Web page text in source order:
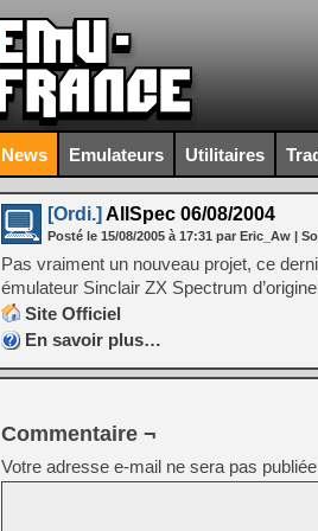
News Emulateurs Utilitaires
[Ordi.] AllSpec 06/08/2004
Posté le 15/08/2005 à 17:31 par Eric_Aw |
Pas vraiment un nouveau projet, ce
émulateur Sinclair ZX Spectrum
Site Officiel
En savoir plus…
Commentaire ¬
Votre adresse e-mail ne sera pas